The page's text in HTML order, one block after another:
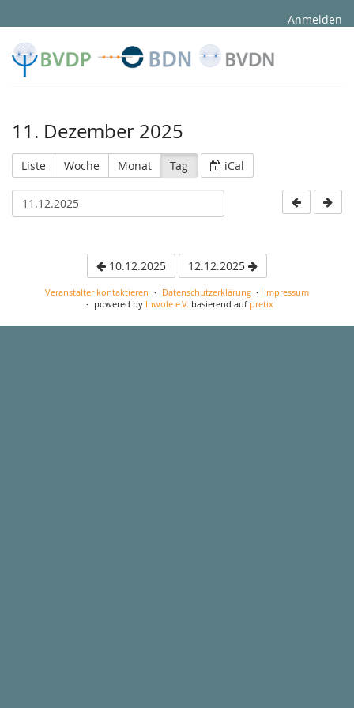
Anmelden
11. Dezember 2025
Liste Woche Monat Tag iCal
10.12.2025 12.12.2025
Veranstalter kontaktieren Datenschutzerklärung
Impressum
powered by Inwole e.V. basierend auf pretix